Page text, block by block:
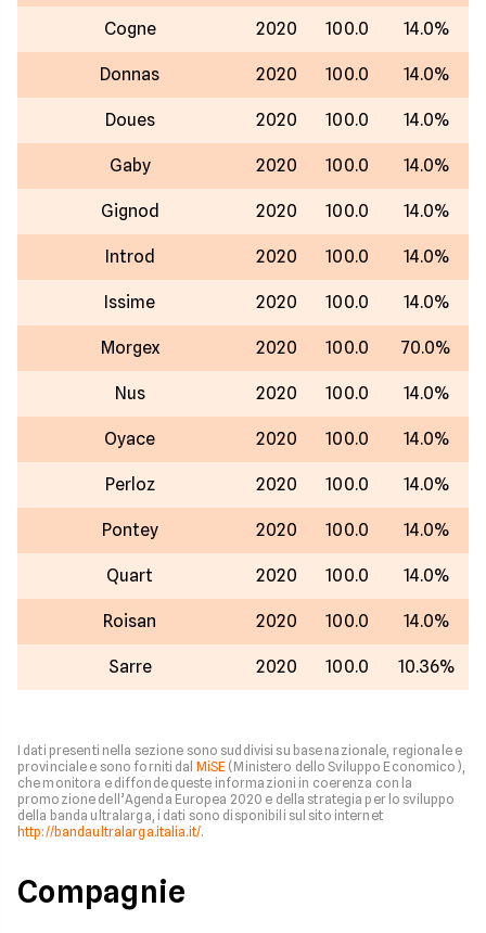
Cogne 2020 100.0 14.0%
Donnas 2020 100.0 14.0%
Doues 2020 100.0 14.0%
Gaby 2020 100.0 14.0%
Gignod 2020 100.0 14.0%
Introd 2020 100.0 14.0%
Issime 2020 100.0 14.0%
Morgex 2020 100.0 70.0%
Nus 2020 100.0 14.0%
Oyace 2020 100.0 14.0%
Perloz 2020 100.0 14.0%
Pontey 2020 100.0 14.0%
Quart 2020 100.0 14.0%
Roisan 2020 100.0 14.0%
Sarre 2020 100.0 10.36%
I dati presenti nella sezione sono suddivisi su base nazionale, regionale e
provinciale e sono forniti dal MiSE (Ministero dello Sviluppo Economico),
che monitora e diffonde queste informazioni in coerenza con la
promozione dell’Agenda Europea 2020 e della strategia per lo sviluppo
della banda ultralarga, i dati sono disponibili sul sito internet
http://bandaultralarga.italia.it/.
Compagnie